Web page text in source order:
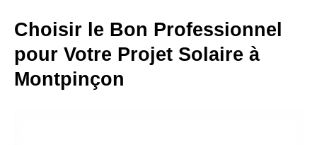
Choisir le Bon Professionnel
pour Votre Projet Solaire à
Montpinçon